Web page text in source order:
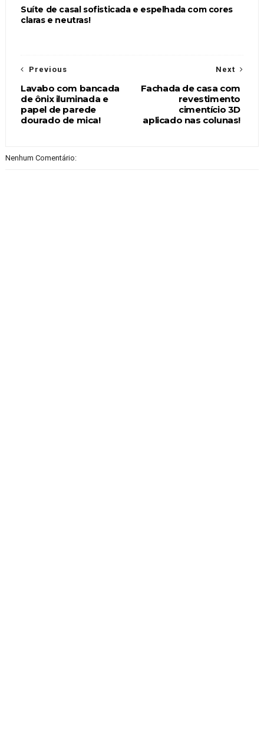
Suíte de casal sofisticada e espelhada com cores
claras e neutras!
Next
Fachada de casa com
revestimento
cimentício 3D
aplicado nas colunas!
Previous
Lavabo com bancada
de ônix iluminada e
papel de parede
dourado de mica!
Nenhum Comentário: